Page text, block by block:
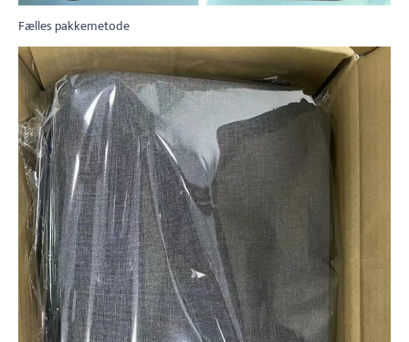
Fælles pakkemetode